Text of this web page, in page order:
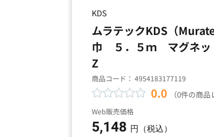
KDS
ムラテックKDS（
巾 ５．５ｍ マグネッ
Z
商品コード： 4954183177119
0.0 （0件の商品
Web販売価格
5,148 円（税込）